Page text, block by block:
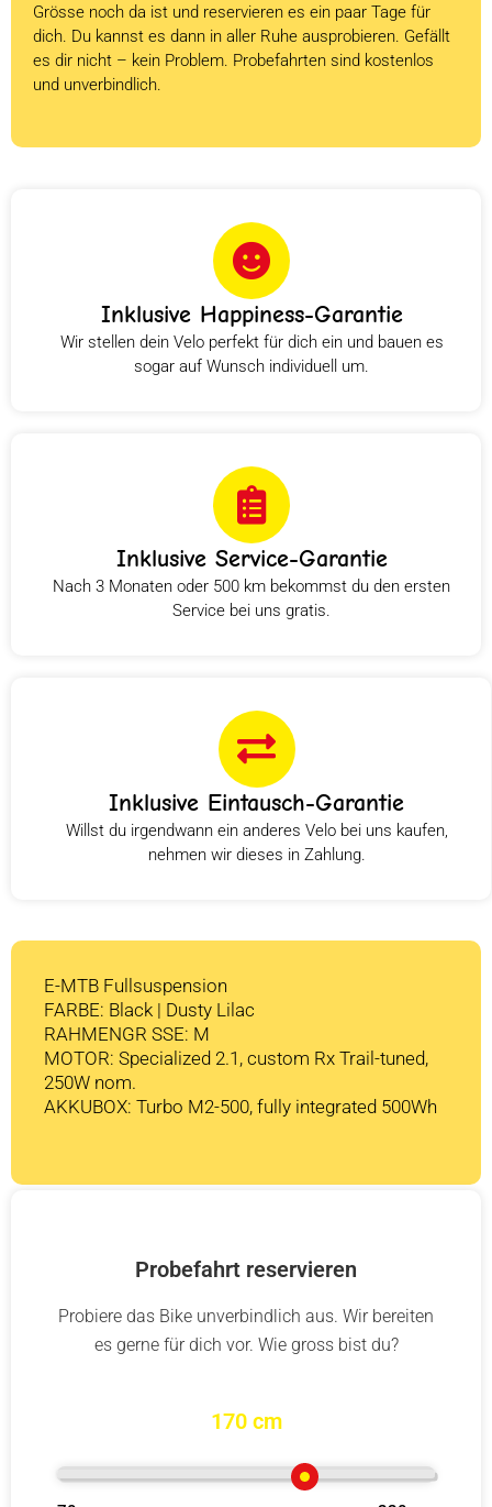
Grösse noch da ist und reservieren es ein paar Tage für
dich. Du kannst es dann in aller Ruhe ausprobieren. Gefällt
es dir nicht – kein Problem. Probefahrten sind kostenlos
und unverbindlich.
Inklusive Happiness-Garantie
Wir stellen dein Velo perfekt für dich ein und bauen es
sogar auf Wunsch individuell um.
Inklusive Service-Garantie
Nach 3 Monaten oder 500 km bekommst du den ersten
Service bei uns gratis.
Inklusive Eintausch-Garantie
Willst du irgendwann ein anderes Velo bei uns kaufen,
nehmen wir dieses in Zahlung.
E-MTB Fullsuspension
FARBE: Black | Dusty Lilac
RAHMENGR SSE: M
MOTOR: Specialized 2.1, custom Rx Trail-tuned,
250W nom.
AKKUBOX: Turbo M2-500, fully integrated 500Wh
Probefahrt reservieren
Probiere das Bike unverbindlich aus. Wir bereiten
es gerne für dich vor. Wie gross bist du?
170 cm